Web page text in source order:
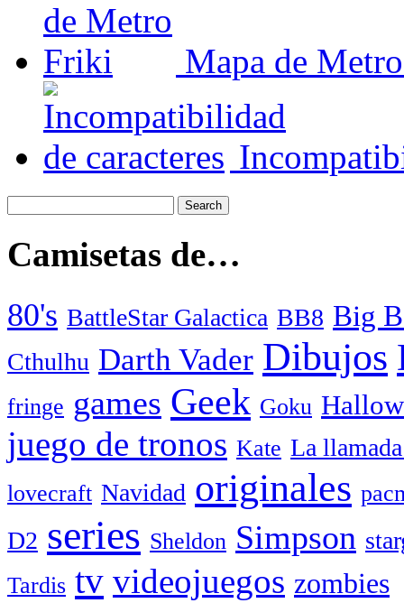
Mapa de
Camisetas de…
80's BattleStar Galactica BB8 Big
Cthulhu Darth Vader Dibujos
fringe games Geek Goku
juego de tronos Kate La
lovecraft Navidad originales
D2 series Sheldon Simpson
Tardis tv videojuegos zombies